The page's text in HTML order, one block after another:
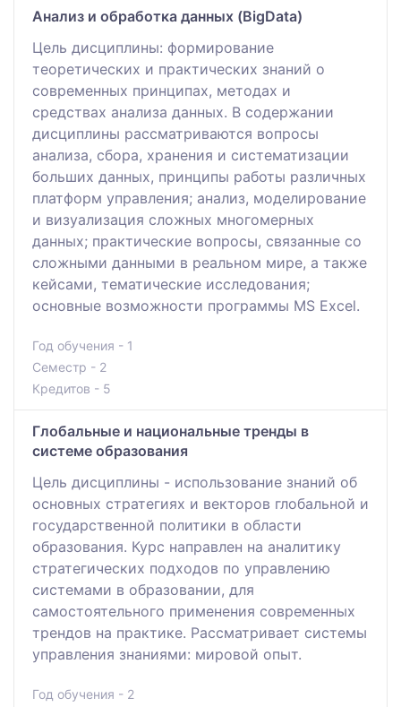
Анализ и обработка данных (BigData)
Цель дисциплины: формирование
теоретических и практических знаний о
современных принципах, методах и
средствах анализа данных. В содержании
дисциплины рассматриваются вопросы
анализа, сбора, хранения и систематизации
больших данных, принципы работы различных
платформ управления; анализ, моделирование
и визуализация сложных многомерных
данных; практические вопросы, связанные со
сложными данными в реальном мире, а также
кейсами, тематические исследования;
основные возможности программы MS Excel.
Год обучения - 1
Семестр - 2
Кредитов - 5
Глобальные и национальные тренды в
системе образования
Цель дисциплины - использование знаний об
основных стратегиях и векторов глобальной и
государственной политики в области
образования. Курс направлен на аналитику
стратегических подходов по управлению
системами в образовании, для
самостоятельного применения современных
трендов на практике. Рассматривает системы
управления знаниями: мировой опыт.
Год обучения - 2